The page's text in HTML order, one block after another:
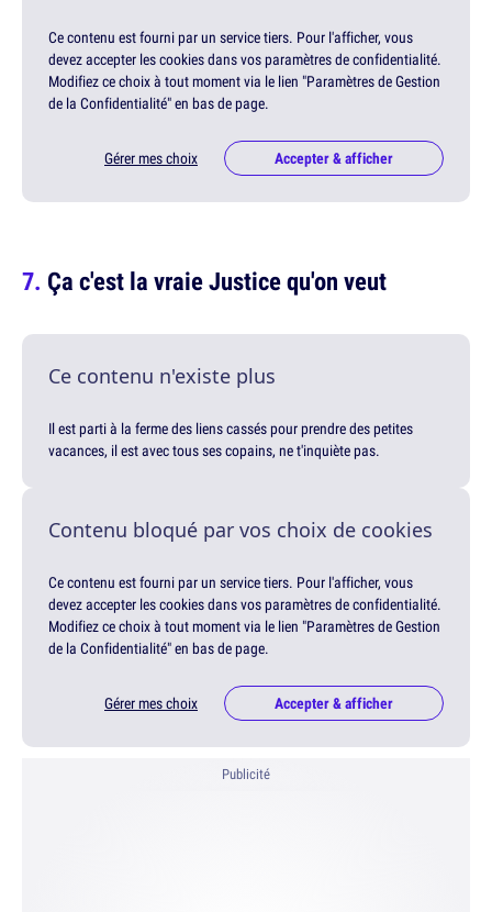
Ce contenu est fourni par un service tiers. Pour l'afficher, vous
devez accepter les cookies dans vos paramètres de confidentialité.
Modifiez ce choix à tout moment via le lien "Paramètres de Gestion
de la Confidentialité" en bas de page.
Gérer mes choix Accepter & afficher
Ça c'est la vraie Justice qu'on veut
Ce contenu n'existe plus
Il est parti à la ferme des liens cassés pour prendre des petites
vacances, il est avec tous ses copains, ne t'inquiète pas.
Contenu bloqué par vos choix de cookies
Ce contenu est fourni par un service tiers. Pour l'afficher, vous
devez accepter les cookies dans vos paramètres de confidentialité.
Modifiez ce choix à tout moment via le lien "Paramètres de Gestion
de la Confidentialité" en bas de page.
Gérer mes choix Accepter & afficher
Publicité